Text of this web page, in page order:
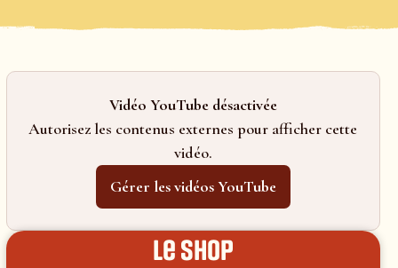
Vidéo YouTube désactivée
Autorisez les contenus externes pour afficher cette
vidéo.
Gérer les vidéos YouTube
le shop